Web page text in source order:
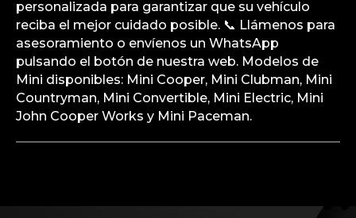
personalizada para garantizar que su vehículo
reciba el mejor cuidado posible. 📞 Llámenos para
asesoramiento o envíenos un WhatsApp
pulsando el botón de nuestra web. Modelos de
Mini disponibles: Mini Cooper, Mini Clubman, Mini
Countryman, Mini Convertible, Mini Electric, Mini
John Cooper Works y Mini Paceman.